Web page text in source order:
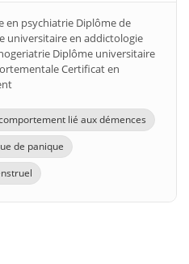
en psychiatrie Diplôme de
universitaire en addictologie
Diplôme universitaire
Certificat en
lié aux démences
de panique